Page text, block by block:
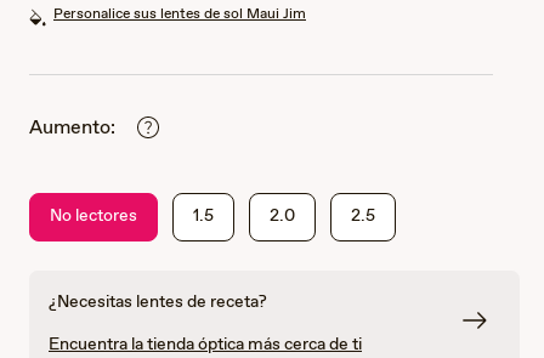
Personalice sus lentes de sol Maui Jim
Aumento:
No lectores 1.5 2.0 2.5
¿Necesitas lentes de receta?
Encuentra la tienda óptica más cerca de ti